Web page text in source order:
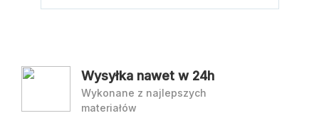
Wysyłka nawet w 24h
Wykonane z najlepszych
materiałów